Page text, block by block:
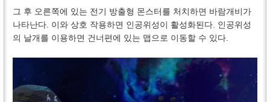
그 후 오른쪽에 있는 전기 방출형 몬스터를 처치하면 바람개비가
나타난다. 이와 상호 작용하면 인공위성이 활성화된다. 인공위성
의 날개를 이용하면 건너편에 있는 맵으로 이동할 수 있다.